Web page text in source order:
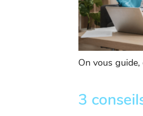
On vous
3